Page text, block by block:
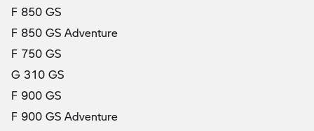
F 850 GS
F 850 GS Adventure
F 750 GS
G 310 GS
F 900 GS
F 900 GS Adventure